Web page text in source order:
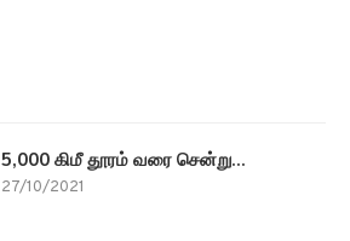
5,000 கிமீ தூரம் வரை சென்று...
27/10/2021